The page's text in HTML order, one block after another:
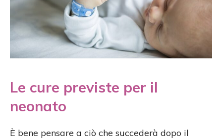
Le cure previste per il
neonato
È bene pensare a ciò che succederà dopo il